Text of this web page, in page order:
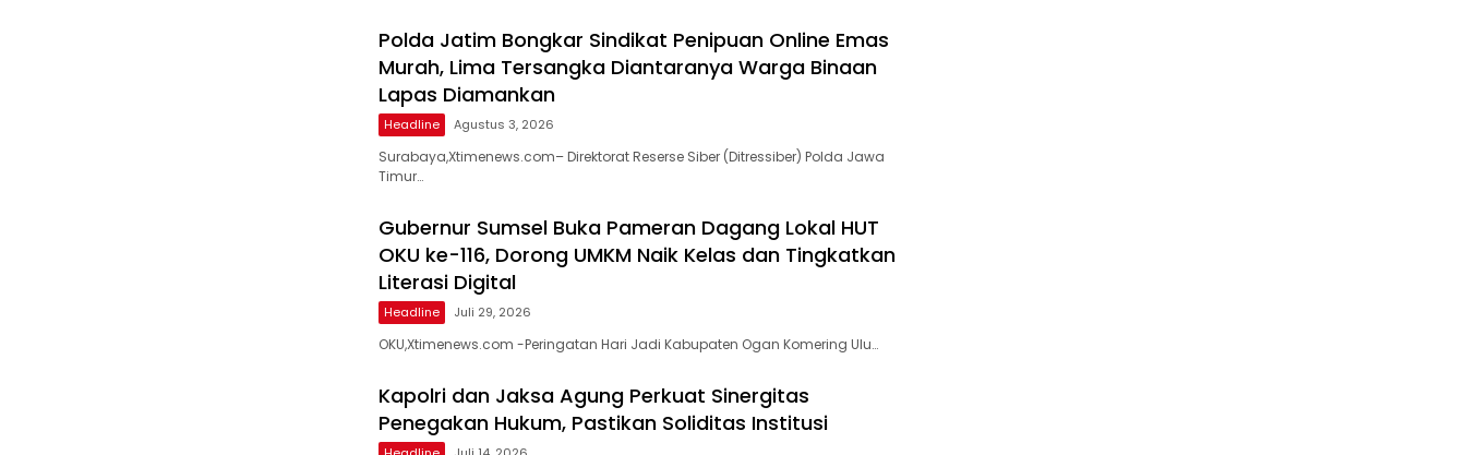
Polda Jatim Bongkar Sindikat Penipuan Online Emas
Murah, Lima Tersangka Diantaranya Warga Binaan
Lapas Diamankan
Headline Agustus 3, 2026
Surabaya,Xtimenews.com– Direktorat Reserse Siber (Ditressiber) Polda Jawa
Timur…
Gubernur Sumsel Buka Pameran Dagang Lokal HUT
OKU ke-116, Dorong UMKM Naik Kelas dan Tingkatkan
Literasi Digital
Headline Juli 29, 2026
OKU,Xtimenews.com -Peringatan Hari Jadi Kabupaten Ogan Komering Ulu…
Kapolri dan Jaksa Agung Perkuat Sinergitas
Penegakan Hukum, Pastikan Soliditas Institusi